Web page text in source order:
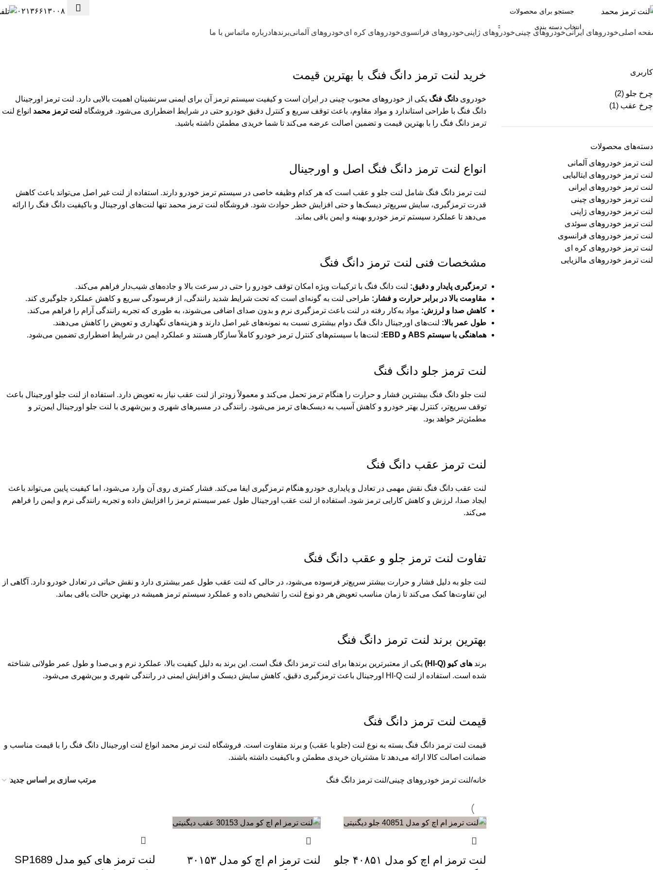
انتخاب دسته بندی
۰۲۱۳۶۶۱۳۰۰۸
اصلیخودروهای ایرانیخودروهای چینیخودروهای ژاپنیخودروهای فرانسویخودروهای کره ایخودروهای آلمانیبرندهادرباره ماتماس با ما
کاربری
چرخ جلو (2)
چرخ عقب (1)
دسته‌های محصولات
لنت ترمز خودروهای آلمانی
لنت ترمز خودروهای ایتالیایی
لنت ترمز خودروهای ایرانی
لنت ترمز خودروهای چینی
لنت ترمز خودروهای ژاپنی
لنت ترمز خودروهای سوئدی
لنت ترمز خودروهای فرانسوی
لنت ترمز خودروهای کره ای
لنت ترمز خودروهای مالزیایی
خرید لنت ترمز دانگ فنگ با بهترین قیمت
خودرویدانگ فنگ یکی از خودروهای محبوب چینی در ایران است و کیفیت سیستم ترمز آن برای ایمنی سرنشینان اهمیت بالایی دارد. لنت ترمز اورجینال
دانگ فنگ با طراحی استاندارد و مواد مقاوم، باعث توقف سریع و کنترل دقیق خودرو حتی در شرایط اضطراری می‌شود. فروشگاه لنت ترمز محمد انواع لنت
ترمز دانگ فنگ را با بهترین قیمت و تضمین اصالت عرضه می‌کند تا شما خریدی مطمئن داشته باشید.
انواع لنت ترمز دانگ فنگ اصل و اورجینال
لنت ترمز دانگ فنگ شامل لنت جلو و عقب است که هر کدام وظیفه خاصی در سیستم ترمز خودرو دارند. استفاده از لنت غیر اصل می‌تواند باعث کاهش
قدرت ترمزگیری، سایش سریع‌تر دیسک‌ها و حتی افزایش خطر حوادث شود. فروشگاه لنت ترمز محمد تنها لنت‌های اورجینال و باکیفیت دانگ فنگ را ارائه
می‌دهد تا عملکرد سیستم ترمز خودرو بهینه و ایمن باقی بماند.
مشخصات فنی لنت ترمز دانگ فنگ
ترمزگیری پایدار و دقیق: لنت دانگ فنگ با ترکیبات ویژه امکان توقف خودرو را حتی در سرعت بالا و جاده‌های شیب‌دار فراهم می‌کند.
مقاومت بالا در برابر حرارت و فشار: طراحی لنت به گونه‌ای است که تحت شرایط شدید رانندگی، از فرسودگی سریع و کاهش عملکرد جلوگیری کند.
کاهش صدا و لرزش: مواد به‌کار رفته در لنت باعث ترمزگیری نرم و بدون صدای اضافی می‌شوند، به طوری که تجربه رانندگی آرام را فراهم می‌کند.
طول عمر بالا: لنت‌های اورجینال دانگ فنگ دوام بیشتری نسبت به نمونه‌های غیر اصل دارند و هزینه‌های نگهداری و تعویض را کاهش می‌دهند.
هماهنگی با سیستم ABS و EBD:
لنت‌ها با سیستم‌های کنترل ترمز خودرو کاملاً سازگار هستند و عملکرد ایمن در شرایط اضطراری تضمین می‌شود.
لنت ترمز جلو دانگ فنگ
لنت جلو دانگ فنگ بیشترین فشار و حرارت را هنگام ترمز تحمل می‌کند و معمولاً زودتر از لنت عقب نیاز به تعویض دارد. استفاده از لنت جلو اورجینال باعث
توقف سریع‌تر، کنترل بهتر خودرو و کاهش آسیب به دیسک‌های ترمز می‌شود. رانندگی در مسیرهای شهری و بین‌شهری با لنت جلو اورجینال ایمن‌تر و
مطمئن‌تر خواهد بود.
لنت ترمز عقب دانگ فنگ
لنت عقب دانگ فنگ نقش مهمی در تعادل و پایداری خودرو هنگام ترمزگیری ایفا می‌کند. فشار کمتری روی آن وارد می‌شود، اما کیفیت پایین می‌تواند باعث
ایجاد صدا، لرزش و کاهش کارایی ترمز شود. استفاده از لنت عقب اورجینال طول عمر سیستم ترمز را افزایش داده و تجربه رانندگی نرم و ایمن را فراهم
می‌کند.
تفاوت لنت ترمز جلو و عقب دانگ فنگ
لنت جلو به دلیل فشار و حرارت بیشتر سریع‌تر فرسوده می‌شود، در حالی که لنت عقب طول عمر بیشتری دارد و نقش حیاتی در تعادل خودرو دارد. آگاهی از
این تفاوت‌ها کمک می‌کند تا زمان مناسب تعویض هر دو نوع لنت را تشخیص داده و عملکرد سیستم ترمز همیشه در بهترین حالت باقی بماند.
بهترین برند لنت ترمز دانگ فنگ
برندهای کیو (HI-Q)
یکی از معتبرترین برندها برای لنت ترمز دانگ فنگ است. این برند به دلیل کیفیت بالا، عملکرد نرم و بی‌صدا و طول عمر طولانی شناخته
شده است. استفاده از لنت HI-Q اورجینال باعث ترمزگیری دقیق، کاهش سایش دیسک و افزایش ایمنی در رانندگی شهری و بین‌شهری می‌شود.
قیمت لنت ترمز دانگ فنگ
قیمت لنت ترمز دانگ فنگ بسته به نوع لنت (جلو یا عقب) و برند متفاوت است. فروشگاه لنت ترمز محمد انواع لنت اورجینال دانگ فنگ را با قیمت مناسب و
ضمانت اصالت کالا ارائه می‌دهد تا مشتریان خریدی مطمئن و باکیفیت داشته باشند.
خانه لنت ترمز خودروهای چینی لنت ترمز دانگ فنگ
لنت ترمز ام اچ کو مدل ۴۰۸۵۱ جلو
لنت ترمز ام اچ کو مدل ۳۰۱۵۳
لنت ترمز های کیو مدل SP1689